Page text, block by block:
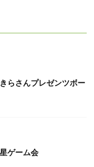
さんプレゼンツボー
ゲーム会